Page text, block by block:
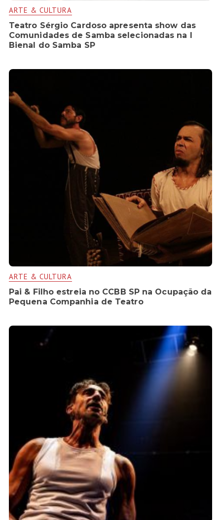
ARTE & CULTURA
Teatro Sérgio Cardoso apresenta show das
Comunidades de Samba selecionadas na I
Bienal do Samba SP
ARTE & CULTURA
Pai & Filho estreia no CCBB SP na Ocupação da
Pequena Companhia de Teatro